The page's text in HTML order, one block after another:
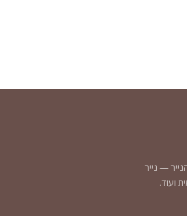
— נייר
ועוד.